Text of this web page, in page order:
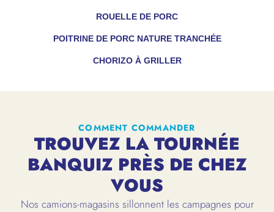
CHORIZO À GRILLER
ROUELLE DE PORC
POITRINE DE PORC NATURE TRANCHÉE
COMMENT COMMANDER
TROUVEZ LA TOURNÉE
BANQUIZ PRÈS DE CHEZ
VOUS
Nos camions-magasins sillonnent les campagnes pour